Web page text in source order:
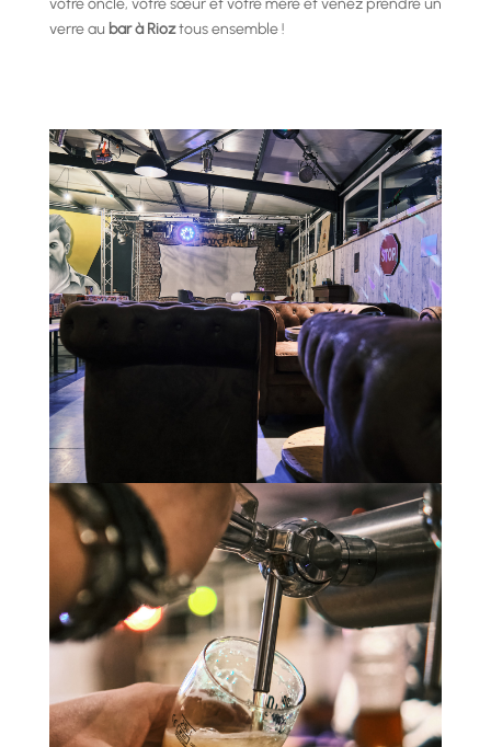
votre oncle, votre sœur et votre mère et venez prendre un
verre au bar à Rioztous ensemble !